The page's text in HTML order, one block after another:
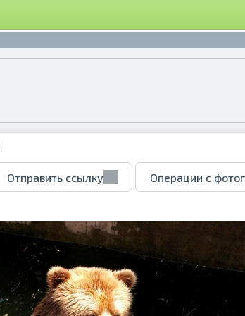
Отправить ссылку Операции с